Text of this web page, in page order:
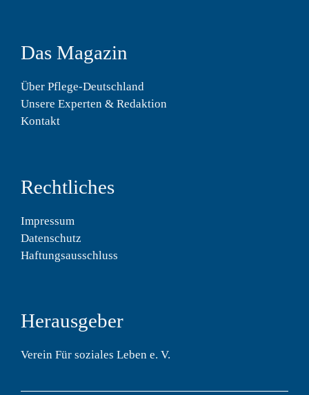
Das Magazin
Über Pflege-Deutschland
Unsere Experten & Redaktion
Kontakt
Rechtliches
Impressum
Datenschutz
Haftungsausschluss
Herausgeber
Verein Für soziales Leben e. V.